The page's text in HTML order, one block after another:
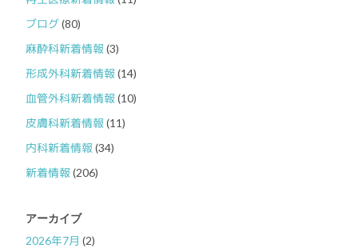
ブログ(80)
麻酔科新着情報 (3)
形成外科新着情報 (14)
血管外科新着情報 (10)
皮膚科新着情報 (11)
内科新着情報 (34)
新着情報 (206)
アーカイブ
2026年7月 (2)